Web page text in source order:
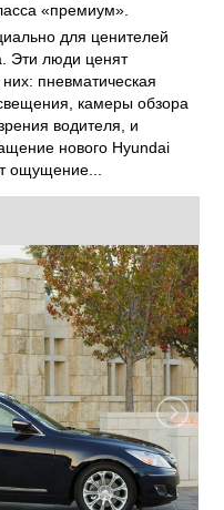
«премиум».
для ценителей
Эти люди ценят
пневматическая
камеры обзора
водителя, и
нового Hyundai
ощущение...